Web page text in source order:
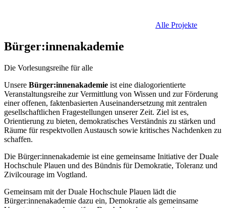
Alle Projekte
Bürger:innenakademie
Die Vorlesungsreihe für alle
Unsere Bürger:innenakademie ist eine dialogorientierte
Veranstaltungsreihe zur Vermittlung von Wissen und zur Förderung
einer offenen, faktenbasierten Auseinandersetzung mit zentralen
gesellschaftlichen Fragestellungen unserer Zeit. Ziel ist es,
Orientierung zu bieten, demokratisches Verständnis zu stärken und
Räume für respektvollen Austausch sowie kritisches Nachdenken zu
schaffen.
Die Bürger:innenakademie ist eine gemeinsame Initiative der Duale
Hochschule Plauen und des Bündnis für Demokratie, Toleranz und
Zivilcourage im Vogtland.
Gemeinsam mit der Duale Hochschule Plauen lädt die
Bürger:innenakademie dazu ein, Demokratie als gemeinsame